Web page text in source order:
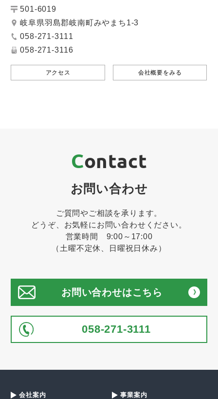
501-6019
岐阜県羽島郡岐南町みやまち1-3
058-271-3111
058-271-3116
アクセス 会社概要をみる
Contact
お問い合わせ
ご質問やご相談を承ります。
どうぞ、お気軽にお問い合わせください。
営業時間 9:00～17:00
（土曜不定休、日曜祝日休み）
お問い合わせはこちら
058-271-3111
会社案内 事業案内